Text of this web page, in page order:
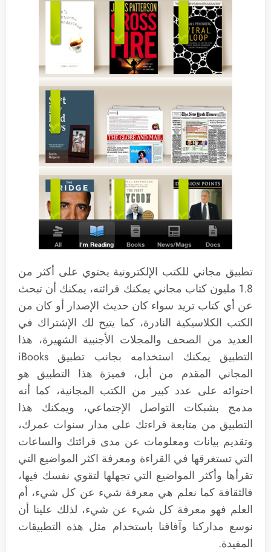
تطبيق مجاني للكتب الإلكترونية يحتوي على أكثر من
1‪.‬8 مليون كتاب مجاني يمكنك قرائته، يمكنك أن تبحث
عن أي كتاب تريد سواء كان حديث الإصدار أو كان من
الكتب الكلاسيكية النادرة، كما يتيح لك الإشتراك في
العديد من الصحف والمجلات الأجنبية الشهيرة، هذا
التطبيق يمكنك استخدامه بجانب تطبيق iBooks
المجاني المقدم من أبل، فميزة هذا التطبيق هو
احتوائه على عدد كبير من الكتب المجانية، كما أنه
مدمج بشبكات التواصل الإجتماعي، ويمكنك هذا
التطبيق من متابعة قراءتك على مدار سنوات عمرك،
وتقديم بيانات ومعلومات عن مدى قرائتك والساعات
التي تستغرقها في القراءة ومعرفة اكثر المواضيع التي
تقرأها وأكثر المواضيع التي تجهلها لتقوي نفسك فيها،
فالثقافة كما نعلم هي معرفة شيء عن كل شيء، أم
العلم فهو معرفة كل شيء عن شيء، لذلك علينا أن
نوسع مداركنا وآفاقنا باستخدام مثل هذه التطبيقات
المفيدة.